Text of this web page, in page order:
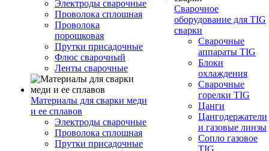
Электроды сварочные
Проволока сплошная
Проволока
порошковая
Прутки присадочные
Флюс сварочный
Ленты сварочные
Материалы для сварки меди
и ее сплавов
Электроды сварочные
Проволока сплошная
Прутки присадочные
Сварочное
оборудование для TIG
сварки
Сварочные
аппараты TIG
Блоки
охлаждения
Сварочные
горелки TIG
Цанги
Цангодержатели
и газовые линзы
Сопло газовое
TIG